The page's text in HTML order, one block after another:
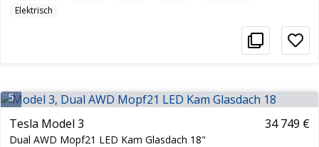
Elektrisch
5
Tesla Model 3
Dual AWD Mopf21 LED Kam Glasdach 18"
34 749 €